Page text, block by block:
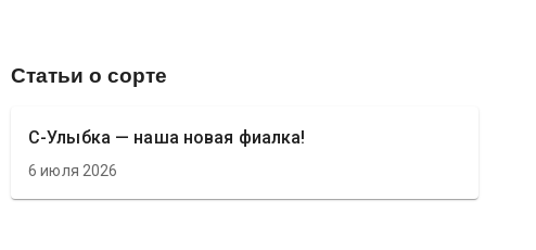
Статьи о сорте
С-Улыбка — наша новая фиалка!
6 июля 2026